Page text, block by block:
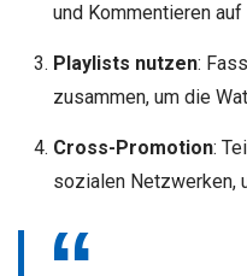
und Kommentieren
Playlists nutzen:
zusammen, um die
Cross-Promotion:
sozialen Netzwerken,